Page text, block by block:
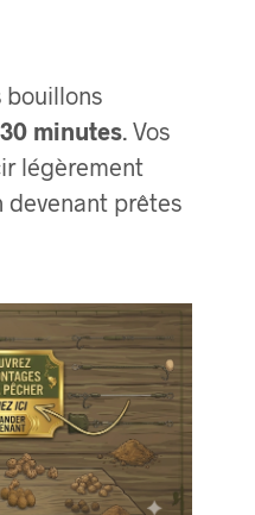
bouillons
minutes. Vos
légèrement
devenant prêtes